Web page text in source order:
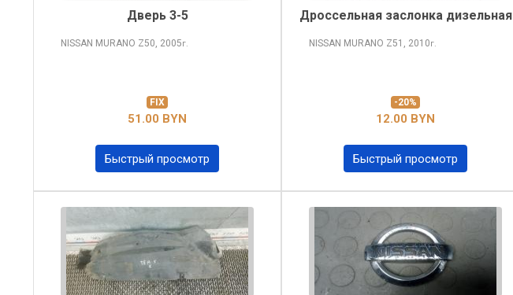
Дверь 3-5
NISSAN MURANO Z50, 2005г.
FIX
51.00 BYN
Быстрый просмотр
Дроссельная заслонка дизельная
NISSAN MURANO Z51, 2010г.
-20%
12.00 BYN
Быстрый просмотр